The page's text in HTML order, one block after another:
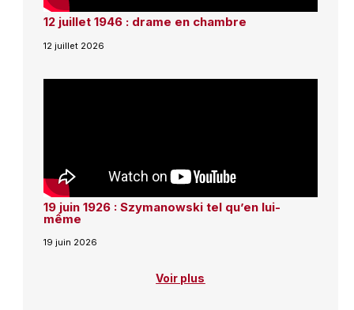
12 juillet 1946 : drame en chambre
12 juillet 2026
19 juin 1926 : Szymanowski tel qu’en lui-
même
19 juin 2026
Voir plus